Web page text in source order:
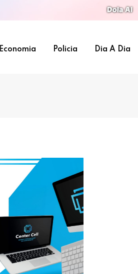
Economia Policia Dia A Dia